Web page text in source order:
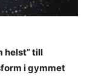
helst” till
i gymmet